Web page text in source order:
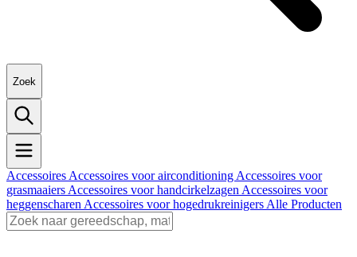
Zoek
Accessoires Accessoires voor airconditioning Accessoires voor
grasmaaiers Accessoires voor handcirkelzagen Accessoires voor
heggenscharen Accessoires voor hogedrukreinigers Alle Producten